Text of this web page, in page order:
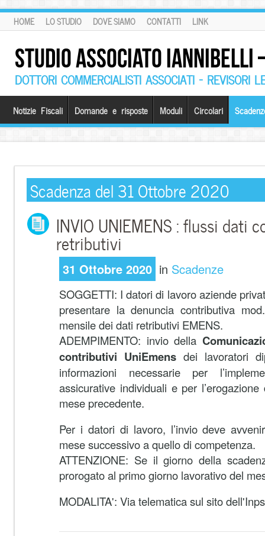
HOME LO STUDIO DOVE SIAMO CONTATTI LINK
STUDIO ASSOCIATO
DOTTORI COMMERCIALISTI ASSOCIATI – REVISORI
Notizie Fiscali Domande e risposte Moduli Circolari
Scadenza del 31 Ottobre 2020
INVIO UNIEMENS : flussi dati
retributivi
31 Ottobre 2020 in Scadenze
SOGGETTI: I datori di lavoro aziende
presentare la denuncia contributiva
mensile dei dati retributivi EMENS.
ADEMPIMENTO: invio della
contributivi UniEmens dei lavoratori
informazioni necessarie per
assicurative individuali e per
mese precedente.
Per i datori di lavoro, l’invio deve
mese successivo a quello di competenza.
ATTENZIONE: Se il giorno della
prorogato al primo giorno lavorativo del
MODALITA': Via telematica sul sito